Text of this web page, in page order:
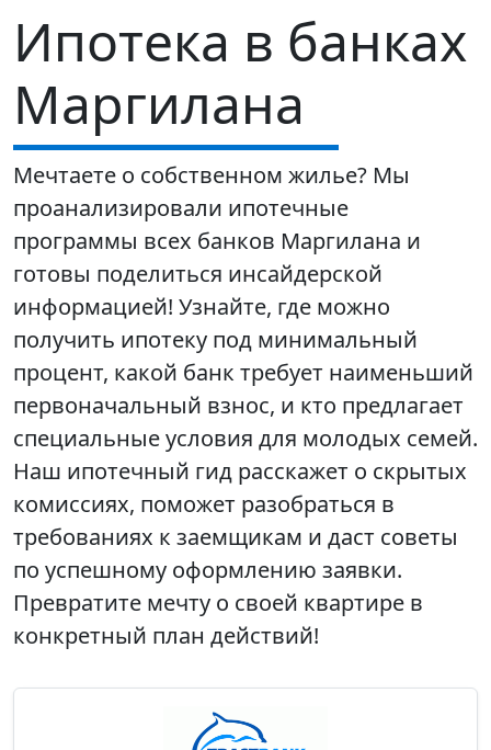
Ипотека в банках
Маргилана
Мечтаете о собственном жилье? Мы
проанализировали ипотечные
программы всех банков Маргилана и
готовы поделиться инсайдерской
информацией! Узнайте, где можно
получить ипотеку под минимальный
процент, какой банк требует наименьший
первоначальный взнос, и кто предлагает
специальные условия для молодых семей.
Наш ипотечный гид расскажет о скрытых
комиссиях, поможет разобраться в
требованиях к заемщикам и даст советы
по успешному оформлению заявки.
Превратите мечту о своей квартире в
конкретный план действий!